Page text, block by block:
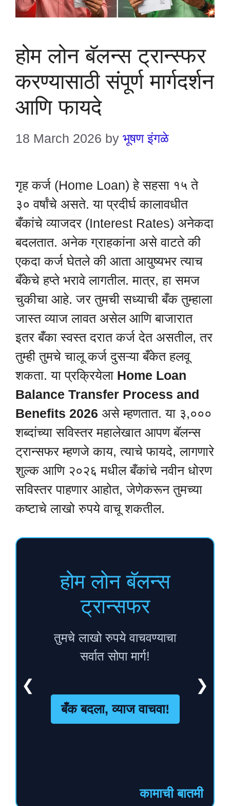
होम लोन बॅलन्स ट्रान्स्फर
करण्यासाठी संपूर्ण मार्गदर्शन
आणि फायदे
18 March 2026 by भूषण इंगळे
गृह कर्ज (Home Loan) हे सहसा १५ ते
३० वर्षांचे असते. या प्रदीर्घ कालावधीत
बँकांचे व्याजदर (Interest Rates) अनेकदा
बदलतात. अनेक ग्राहकांना असे वाटते की
एकदा कर्ज घेतले की आता आयुष्यभर त्याच
बँकेचे हप्ते भरावे लागतील. मात्र, हा समज
चुकीचा आहे. जर तुमची सध्याची बँक तुम्हाला
जास्त व्याज लावत असेल आणि बाजारात
इतर बँका स्वस्त दरात कर्ज देत असतील, तर
तुम्ही तुमचे चालू कर्ज दुसऱ्या बँकेत हलवू
शकता. या प्रक्रियेला Home Loan
Balance Transfer Process and
Benefits 2026 असे म्हणतात. या ३,०००
शब्दांच्या सविस्तर महालेखात आपण बॅलन्स
ट्रान्सफर म्हणजे काय, त्याचे फायदे, लागणारे
शुल्क आणि २०२६ मधील बँकांचे नवीन धोरण
सविस्तर पाहणार आहोत, जेणेकरून तुमच्या
कष्टाचे लाखो रुपये वाचू शकतील.
होम लोन बॅलन्स
ट्रान्सफर
तुमचे लाखो रुपये वाचवण्याचा
सर्वात सोपा मार्ग!
बँक बदला, व्याज वाचवा!
कामाची बातमी
❮ ❯